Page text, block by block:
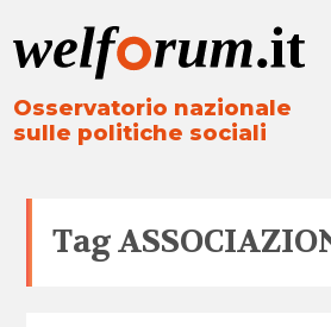
Osservatorio nazionale
sulle politiche sociali
Tag